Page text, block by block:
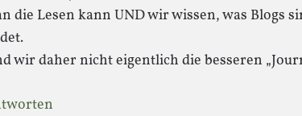
die Lesen kann UND wir wissen, was Blogs
wir daher nicht eigentlich die besseren